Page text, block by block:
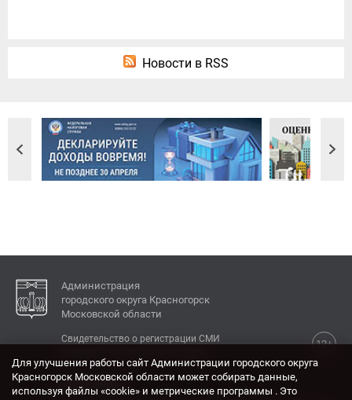
Новости в RSS
Администрация
городского округа Красногорск
Московской области
12+
Свидетельство о регистрации СМИ
КОНТАКТЫ
Для улучшения работы сайт Администрации городского округа
Красногорск Московской области может собирать данные,
используя файлы «cookie» и метрические программы . Это